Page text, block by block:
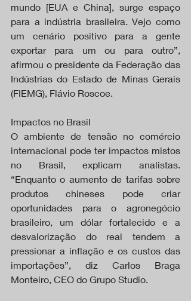
mundo [EUA e China], surge espaço
para a indústria brasileira. Vejo como
um cenário positivo para a gente
exportar para um ou para outro”,
afirmou o presidente da Federação das
Indústrias do Estado de Minas Gerais
(FIEMG), Flávio Roscoe.
Impactos no Brasil
O ambiente de tensão no comércio
internacional pode ter impactos mistos
no Brasil, explicam analistas.
“Enquanto o aumento de tarifas sobre
produtos chineses pode criar
oportunidades para o agronegócio
brasileiro, um dólar fortalecido e a
desvalorização do real tendem a
pressionar a inflação e os custos das
importações”, diz Carlos Braga
Monteiro, CEO do Grupo Studio.